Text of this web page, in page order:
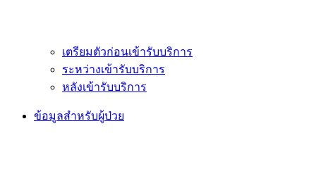
เตรียมตัวก่อนเข้ารับบริการ
ระหว่างเข้ารับบริการ
หลังเข้ารับบริการ
ข้อมูลสำหรับผู้ป่วย